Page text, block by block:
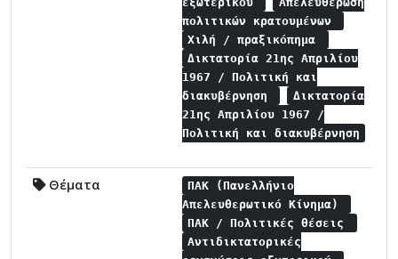
πολιτικών κρατουμένων
Χιλή / πραξικόπημα
Δικτατορία 21ης Απριλίου
1967 / Πολιτική και
διακυβέρνηση
Δικτατορία
21ης Απριλίου 1967 /
Πολιτική και διακυβέρνηση
Θέματα
ΠΑΚ (Πανελλήνιο
Απελευθερωτικό Κίνημα)
ΠΑΚ / Πολιτικές θέσεις
Αντιδικτατορικές